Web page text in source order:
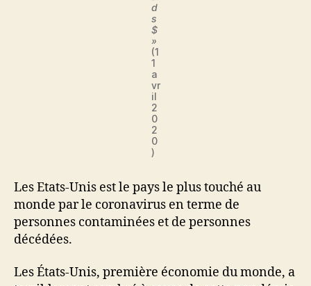
d
s
$
»
(1
1
a
vr
il
2
0
2
0
)
Les Etats-Unis est le pays le plus touché au
monde par le coronavirus en terme de
personnes contaminées et de personnes
décédées.
Les États-Unis, première économie du monde, a